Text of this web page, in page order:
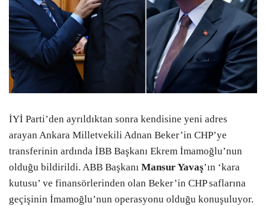
İYİ Parti’den ayrıldıktan sonra kendisine yeni adres
arayan Ankara Milletvekili Adnan Beker’in CHP’ye
transferinin ardında İBB Başkanı Ekrem İmamoğlu’nun
olduğu bildirildi. ABB Başkanı Mansur Yavaş’ın ‘kara
kutusu’ ve finansörlerinden olan Beker’in CHP saflarına
geçişinin İmamoğlu’nun operasyonu olduğu konuşuluyor.